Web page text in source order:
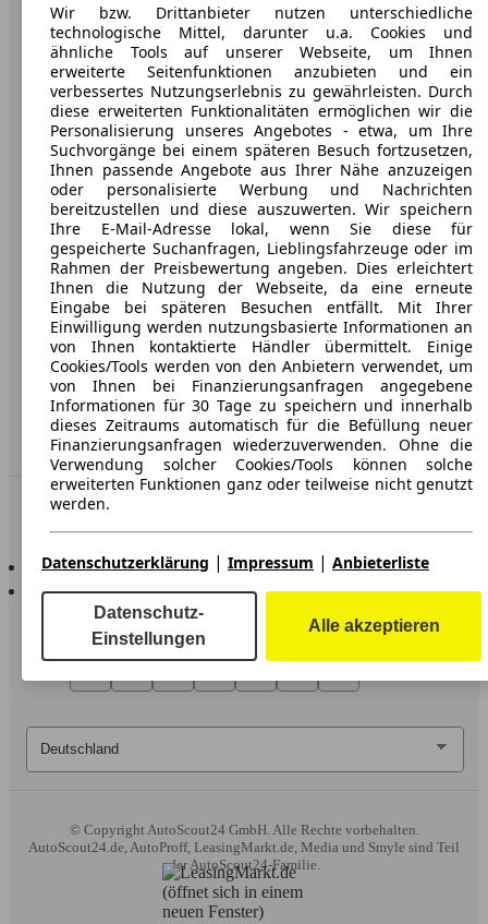
Unternehmen
Über AutoScout24
Presse
Karriere
Werbung
AGB
Datenschutz
Impressum
Erklärung zur Barrierefreiheit
Service
Händler
In Verbindung bleiben
AutoScout24 für iOS
© Copyright AutoScout24 GmbH. Alle Rechte vorbehalten.
AutoScout24.de, AutoProff, LeasingMarkt.de, Media und Smyle sind Teil
der AutoScout24-Familie.
Wir bzw. Drittanbieter nutzen unterschiedliche
technologische Mittel, darunter u.a. Cookies und
ähnliche Tools auf unserer Webseite, um Ihnen
erweiterte Seitenfunktionen anzubieten und ein
verbessertes Nutzungserlebnis zu gewährleisten. Durch
diese erweiterten Funktionalitäten ermöglichen wir die
Personalisierung unseres Angebotes - etwa, um Ihre
Suchvorgänge bei einem späteren Besuch fortzusetzen,
Ihnen passende Angebote aus Ihrer Nähe anzuzeigen
oder personalisierte Werbung und Nachrichten
bereitzustellen und diese auszuwerten. Wir speichern
Ihre E-Mail-Adresse lokal, wenn Sie diese für
gespeicherte Suchanfragen, Lieblingsfahrzeuge oder im
Rahmen der Preisbewertung angeben. Dies erleichtert
Ihnen die Nutzung der Webseite, da eine erneute
Eingabe bei späteren Besuchen entfällt. Mit Ihrer
Einwilligung werden nutzungsbasierte Informationen an
von Ihnen kontaktierte Händler übermittelt. Einige
Cookies/Tools werden von den Anbietern verwendet, um
von Ihnen bei Finanzierungsanfragen angegebene
Informationen für 30 Tage zu speichern und innerhalb
dieses Zeitraums automatisch für die Befüllung neuer
Finanzierungsanfragen wiederzuverwenden. Ohne die
Verwendung solcher Cookies/Tools können solche
erweiterten Funktionen ganz oder teilweise nicht genutzt
werden.
Wir arbeiten mit 263 Anbietern zusammen.
Datenschutzerklärung | Impressum | Anbieterliste
Datenschutz-
Einstellungen
Alle akzeptieren